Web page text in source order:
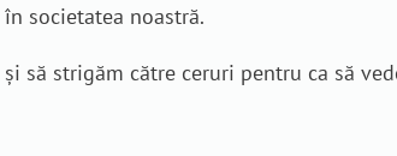
societatea noastră.
să strigăm către ceruri pentru ca să